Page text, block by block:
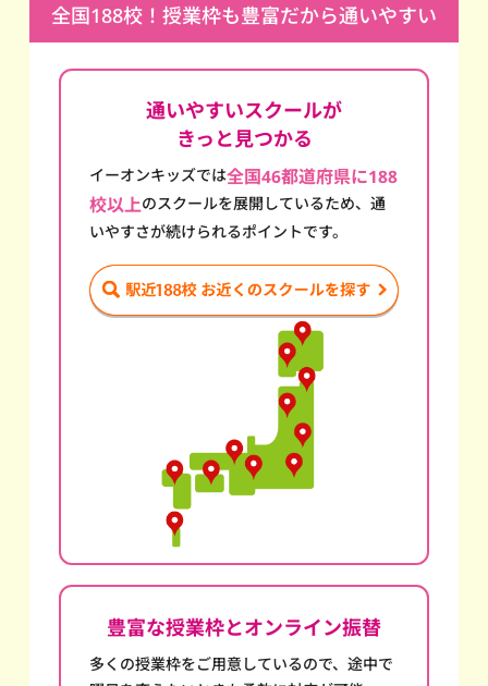
全国188校！授業枠も豊富だから通いやすい
通いやすいスクールが
きっと見つかる
イーオンキッズでは全国46都道府県に188
校以上のスクールを展開しているため、通
いやすさが続けられるポイントです。
豊富な授業枠とオンライン振替
多くの授業枠をご用意しているので、途中で